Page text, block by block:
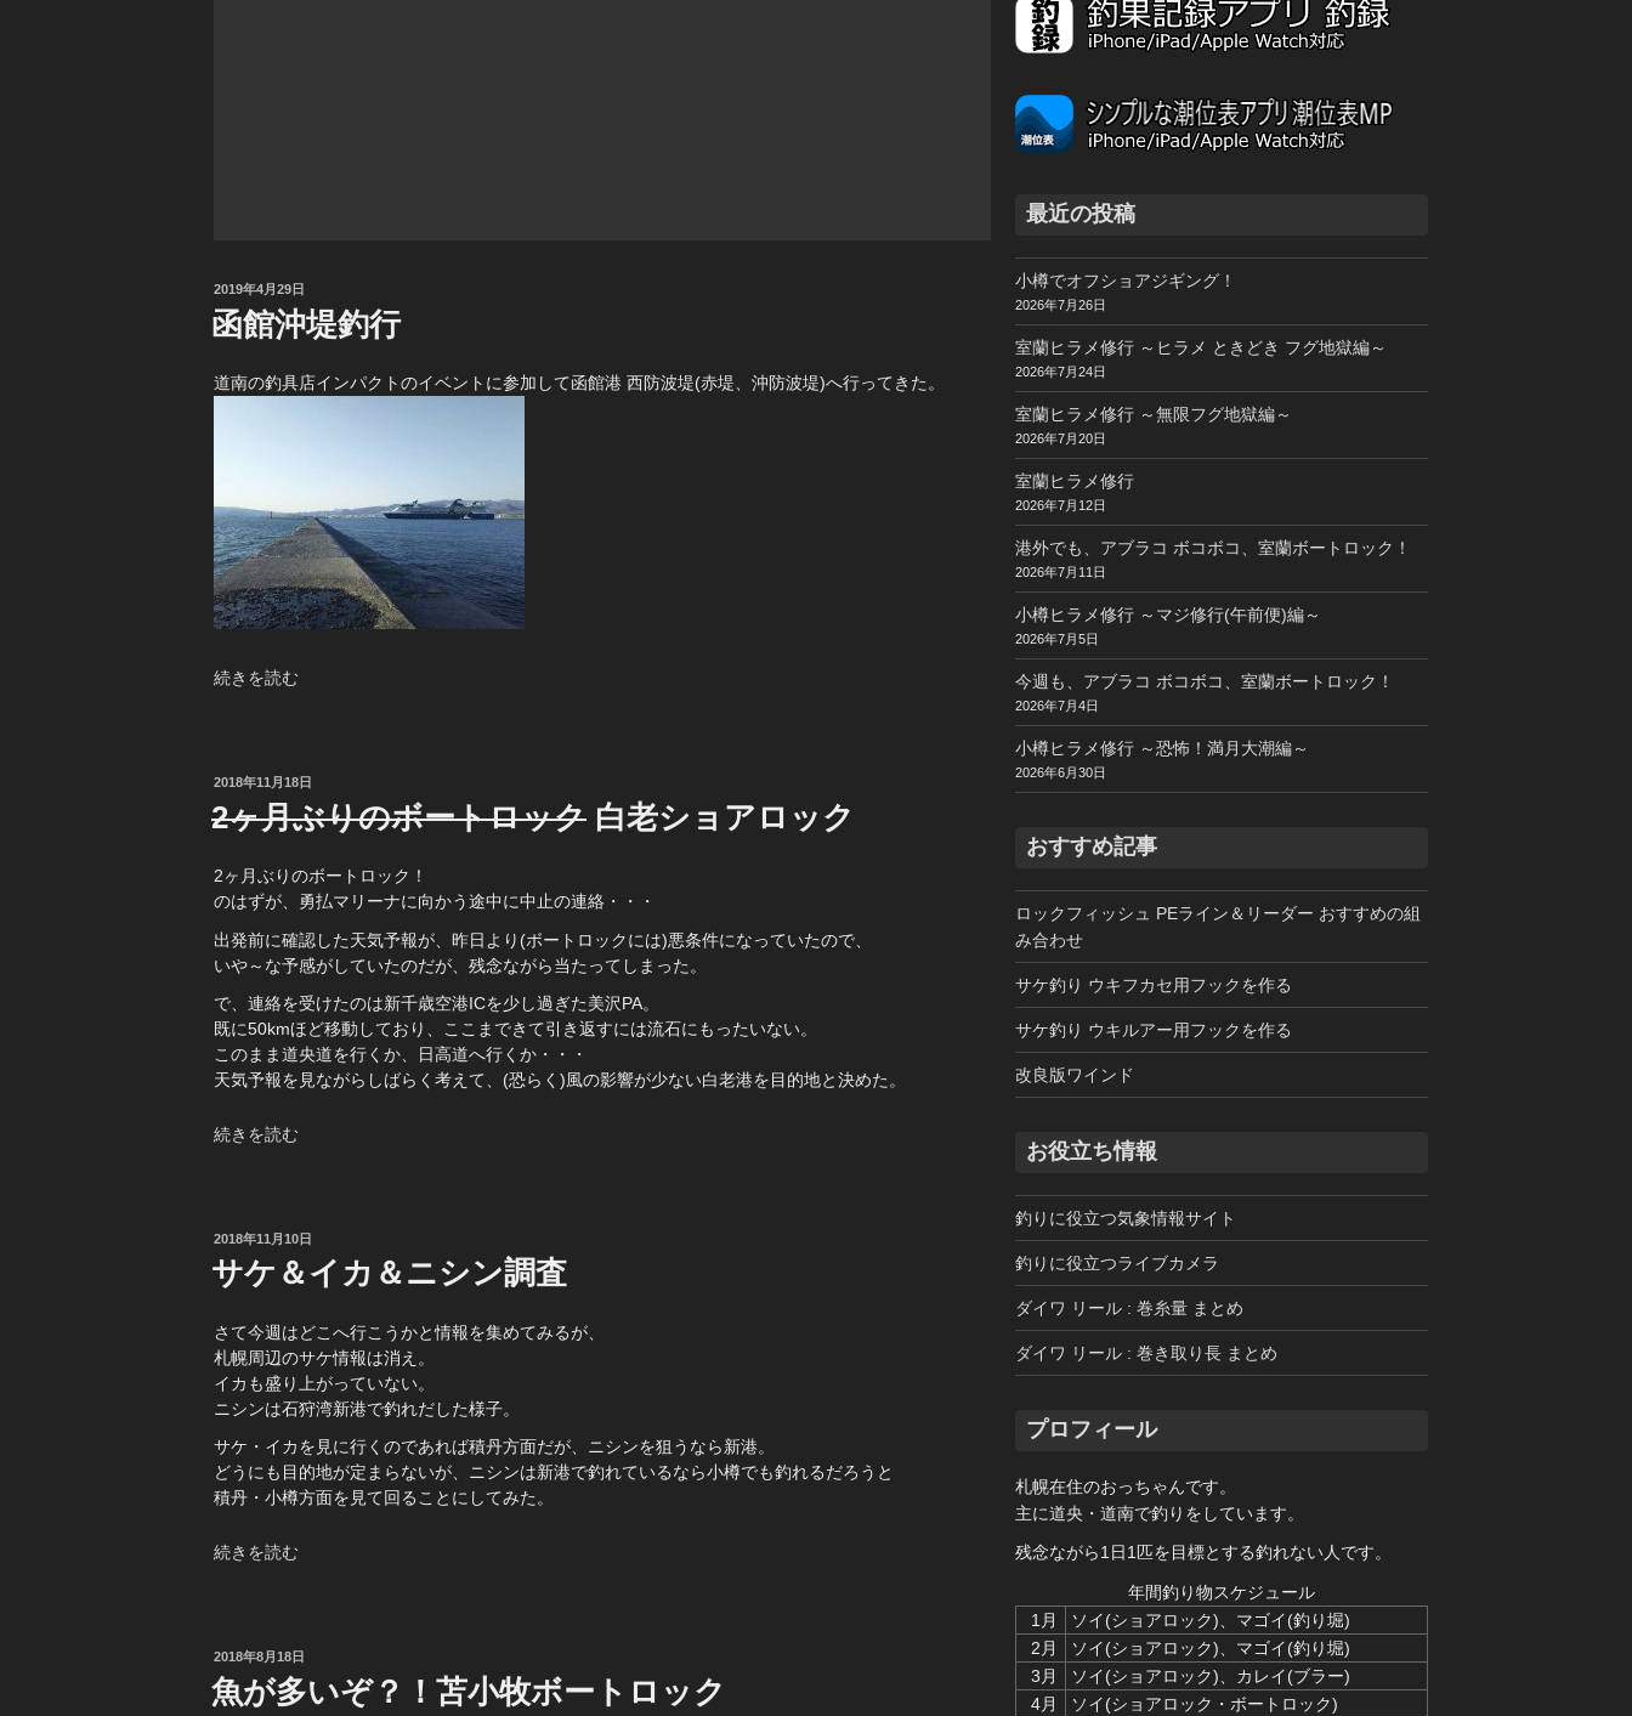
投
稿
日:
2019年4月29日
函館沖堤釣行
道南の釣具店インパクトのイベントに参加して函館港 西防波堤(赤堤、沖防波堤)へ行ってきた。
“函
釣
行”
の
続きを読む
投
日:
2018年11月18日
2ヶ月ぶりのボートロック 白老ショアロック
2ヶ月ぶりのボートロック！
のはずが、勇払マリーナに向かう途中に中止の連絡・・・
出発前に確認した天気予報が、昨日より(ボートロックには)悪条件になっていたので、
いや～な予感がしていたのだが、残念ながら当たってしまった。
で、連絡を受けたのは新千歳空港ICを少し過ぎた美沢PA。
既に50kmほど移動しており、ここまできて引き返すには流石にもったいない。
このまま道央道を行くか、日高道へ行くか・・・
天気予報を見ながらしばらく考えて、(恐らく)風の影響が少ない白老港を目的地と決めた。
“2
り
の
ボ
ト
ロ
ッ
ク
白
老
シ
ア
ロ
続きを読む
投
稿
日:
2018年11月10日
サケ＆イカ＆ニシン調査
さて今週はどこへ行こうかと情報を集めてみるが、
札幌周辺のサケ情報は消え。
イカも盛り上がっていない。
ニシンは石狩湾新港で釣れだした様子。
サケ・イカを見に行くのであれば積丹方面だが、ニシンを狙うなら新港。
どうにも目的地が定まらないが、ニシンは新港で釣れているなら小樽でも釣れるだろうと
積丹・小樽方面を見て回ることにしてみた。
“サ
カ
＆
ニ
続きを読む
投
稿
日:
2018年8月18日
魚が多いぞ？！苫小牧ボートロック
最近の投稿
小樽でオフショアジギング！
2026年7月26日
室蘭ヒラメ修行 ～ヒラメ ときどき フグ地獄編～
2026年7月24日
室蘭ヒラメ修行 ～無限フグ地獄編～
2026年7月20日
室蘭ヒラメ修行
2026年7月12日
港外でも、アブラコ ボコボコ、室蘭ボートロック！
2026年7月11日
小樽ヒラメ修行 ～マジ修行(午前便)編～
2026年7月5日
今週も、アブラコ ボコボコ、室蘭ボートロック！
2026年7月4日
小樽ヒラメ修行 ～恐怖！満月大潮編～
2026年6月30日
おすすめ記事
ロックフィッシュ PEライン＆リーダー おすすめの組
み合わせ
サケ釣り ウキフカセ用フックを作る
サケ釣り ウキルアー用フックを作る
改良版ワインド
お役立ち情報
釣りに役立つ気象情報サイト
釣りに役立つライブカメラ
ダイワ リール : 巻糸量 まとめ
ダイワ リール : 巻き取り長 まとめ
プロフィール
札幌在住のおっちゃんです。
主に道央・道南で釣りをしています。
残念ながら1日1匹を目標とする釣れない人です。
年間釣り物スケジュール
1月
ソイ(ショアロック)、マゴイ(釣り堀)
2月
ソイ(ショアロック)、マゴイ(釣り堀)
3月
ソイ(ショアロック)、カレイ(ブラー)
4月
ソイ(ショアロック・ボートロック)